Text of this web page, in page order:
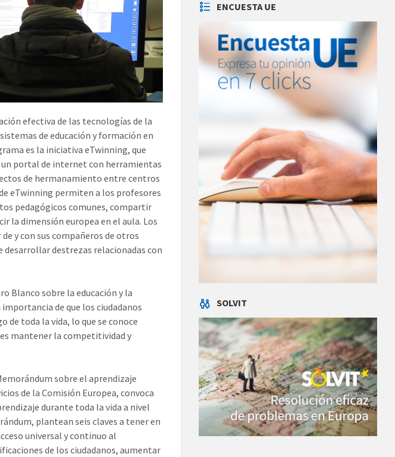
efectiva de las tecnologías de la
de educación y formación en
es la iniciativa eTwinning, que
portal de internet con herramientas
de hermanamiento entre centros
eTwinning permiten a los profesores
pedagógicos comunes, compartir
la dimensión europea en el aula. Los
y con sus compañeros de otros
desarrollar destrezas relacionadas con
Blanco sobre la educación y la
de que los ciudadanos
de toda la vida, lo que se conoce
mantener la competitividad y
sobre el aprendizaje
de la Comisión Europea, convoca
durante toda la vida a nivel
plantean seis claves a tener en
universal y continuo al
de los ciudadanos, aumentar
ENCUESTA UE
SOLVIT